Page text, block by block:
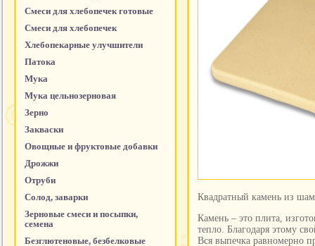
Смеси для хлебопечек готовые
Смеси для хлебопечек
Хлебопекарные улучшители
Патока
Мука
Мука цельнозерновая
Зерно
Закваски
Овощные и фруктовые добавки
Дрожжи
Отруби
Солод, заварки
Зерновые смеси и посыпки,
семена
Безглютеновые, безбелковые
Квадратный камень из
Камень – это плита,
тепло. Благодаря этому
Вся выпечка равномерно